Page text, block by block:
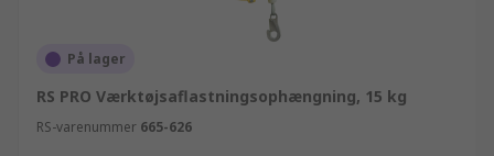
På lager
RS PRO Værktøjsaflastningsophængning, 15 kg
RS-varenummer 665-626